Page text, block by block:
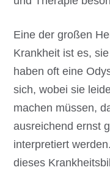
Eine der großen
Krankheit ist es,
haben oft eine
sich, wobei sie
machen müssen,
ausreichend ernst
interpretiert
dieses